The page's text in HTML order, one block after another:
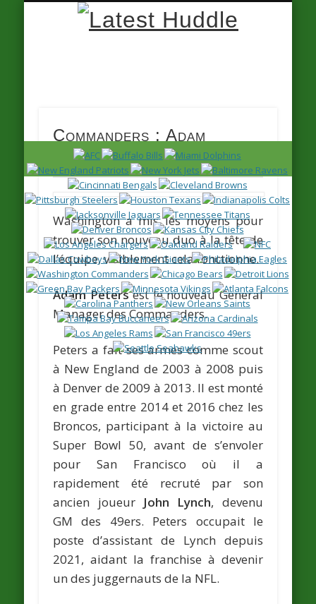
Commanders : Adam
Peters est le nouveau GM
Washington a mis les moyens pour
trouver son nouveau duo à la tête de
l’équipe, visiblement cela fonctionne.
Adam Petersest le nouveau General
Manager des Commanders.
Peters a fait ses armes comme scout
à New England de 2003 à 2008 puis
à Denver de 2009 à 2013. Il est monté
en grade entre 2014 et 2016 chez les
Broncos, participant à la victoire au
Super Bowl 50, avant de s’envoler
pour San Francisco où il a
rapidement été recruté par son
ancien joueur John Lynch, devenu
GM des 49ers. Peters occupait le
poste d’assistant de Lynch depuis
2021, aidant la franchise à devenir
un des juggernauts de la NFL.